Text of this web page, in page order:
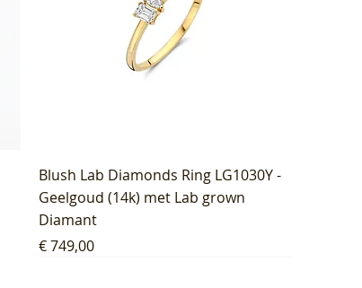
Blush Lab Diamonds Ring LG1030Y -
Geelgoud (14k) met Lab grown
Diamant
Prijs
€ 749,00